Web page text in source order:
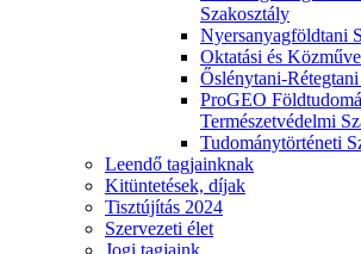
Szakosztály
Nyersanyagföldtani
Oktatási és
Őslénytani-
ProGEO
Természetvédelmi
Tudománytörténeti
Leendő tagjainknak
Kitüntetések, díjak
Tisztújítás 2024
Szervezeti élet
Jogi tagjaink